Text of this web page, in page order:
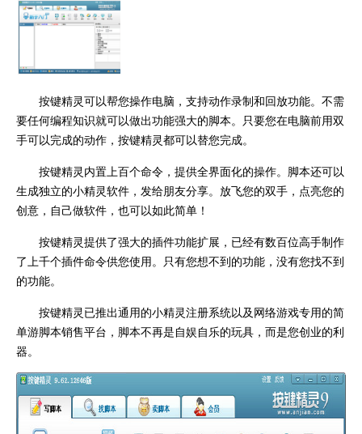
按键精灵可以帮您操作电脑，支持动作录制和回放功能。不需
要任何编程知识就可以做出功能强大的脚本。只要您在电脑前用双
手可以完成的动作，按键精灵都可以替您完成。
按键精灵内置上百个命令，提供全界面化的操作。脚本还可以
生成独立的小精灵软件，发给朋友分享。放飞您的双手，点亮您的
创意，自己做软件，也可以如此简单！
按键精灵提供了强大的插件功能扩展，已经有数百位高手制作
了上千个插件命令供您使用。只有您想不到的功能，没有您找不到
的功能。
按键精灵已推出通用的小精灵注册系统以及网络游戏专用的简
单游脚本销售平台，脚本不再是自娱自乐的玩具，而是您创业的利
器。